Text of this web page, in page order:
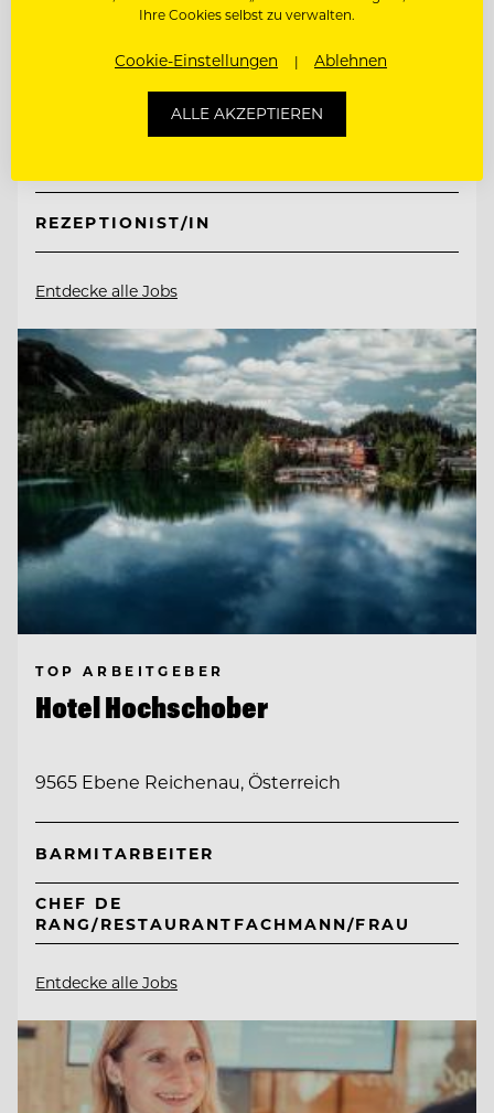
Retter Bio-Natur-Resort
8225 Pöllauberg, Österreich
REZEPTIONIST/IN
Entdecke alle Jobs
TOP ARBEITGEBER
Hotel Hochschober
9565 Ebene Reichenau, Österreich
BARMITARBEITER
CHEF DE
RANG/RESTAURANTFACHMANN/FRAU
Entdecke alle Jobs
Ihre Cookies selbst zu verwalten.
Cookie-Einstellungen Ablehnen
ALLE AKZEPTIEREN